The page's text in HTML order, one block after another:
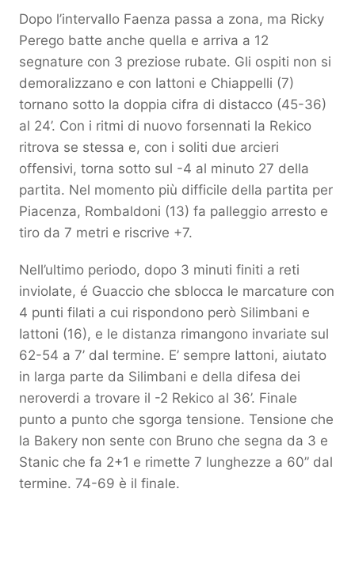
Dopo l’intervallo Faenza passa a zona, ma Ricky
Perego batte anche quella e arriva a 12
segnature con 3 preziose rubate. Gli ospiti non si
demoralizzano e con Iattoni e Chiappelli (7)
tornano sotto la doppia cifra di distacco (45-36)
al 24’. Con i ritmi di nuovo forsennati la Rekico
ritrova se stessa e, con i soliti due arcieri
offensivi, torna sotto sul -4 al minuto 27 della
partita. Nel momento più difficile della partita per
Piacenza, Rombaldoni (13) fa palleggio arresto e
tiro da 7 metri e riscrive +7.
Nell’ultimo periodo, dopo 3 minuti finiti a reti
inviolate, é Guaccio che sblocca le marcature con
4 punti filati a cui rispondono però Silimbani e
Iattoni (16), e le distanza rimangono invariate sul
62-54 a 7’ dal termine. E’ sempre Iattoni, aiutato
in larga parte da Silimbani e della difesa dei
neroverdi a trovare il -2 Rekico al 36’. Finale
punto a punto che sgorga tensione. Tensione che
la Bakery non sente con Bruno che segna da 3 e
Stanic che fa 2+1 e rimette 7 lunghezze a 60” dal
termine. 74-69 è il finale.